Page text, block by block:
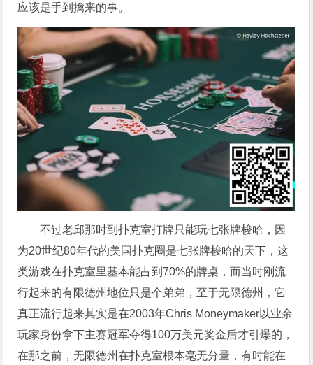
应该是手到擒来的事。
不过老邱那时到扑克室打牌只能玩七张牌梭哈，因
为20世纪80年代的美国扑克圈是七张牌梭哈的天下，这
类游戏在扑克室里基本能占到70%的牌桌，而当时刚流
行起来的有限德州地位只是个弟弟，至于无限德州，它
真正流行起来其实是在2003年Chris Moneymaker以业余
玩家身份拿下主赛冠军夺得100万美元奖金后才引爆的，
在那之前，无限德州在扑克室根本毫无分量，有时能在